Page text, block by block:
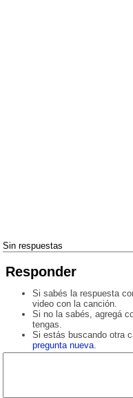
Sin respuestas
Responder
Si sabés la respuesta
video con la canción.
Si no la sabés, agregá
tengas.
Si estás buscando otra
pregunta nueva.